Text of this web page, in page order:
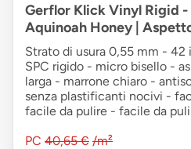
Gerflor Klick Vinyl Rigid
Aquinoah Honey |
Strato di usura 0,55 mm - 42
SPC rigido - micro bisello -
larga - marrone chiaro -
senza plastificanti nocivi -
facile da pulire - facile da
PC 40,65 € /m²